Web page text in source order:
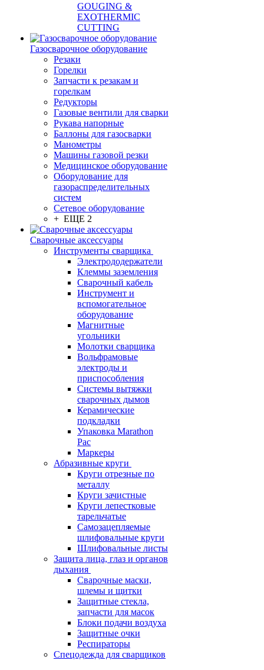
GOUGING &
EXOTHERMIC
CUTTING
Газосварочное оборудование
Резаки
Горелки
Запчасти к резакам и
горелкам
Редукторы
Газовые вентили для сварки
Рукава напорные
Баллоны для газосварки
Манометры
Машины газовой резки
Медицинское оборудование
Оборудование для
газораспределительных
систем
Сетевое оборудование
+ ЕЩЕ 2
Сварочные аксессуары
Инструменты сварщика
Электрододержатели
Клеммы заземления
Сварочный кабель
Инструмент и
вспомогательное
оборудование
Магнитные
угольники
Молотки сварщика
Вольфрамовые
электроды и
приспособления
Системы вытяжки
сварочных дымов
Керамические
подкладки
Упаковка Marathon
Pac
Маркеры
Абразивные круги
Круги отрезные по
металлу
Круги зачистные
Круги лепестковые
тарельчатые
Самозацепляемые
шлифовальные круги
Шлифовальные листы
Защита лица, глаз и органов
дыхания
Сварочные маски,
шлемы и щитки
Защитные стекла,
запчасти для масок
Блоки подачи воздуха
Защитные очки
Респираторы
Спецодежда для сварщиков